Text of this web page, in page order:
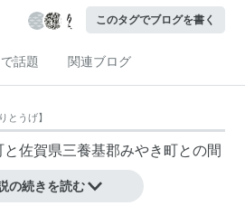
このタグでブログを書く
話題 関連ブログ
とうげ】
佐賀県三養基郡みやき町との間
の続きを読む